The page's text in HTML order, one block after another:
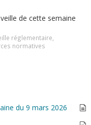
de cette semaine
réglementaire
normatives
du 9 mars 2026